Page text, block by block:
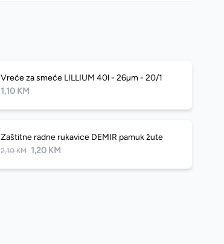
Vreće za smeće LILLIUM 40l - 26µm - 20/1
1,10 KM
Zaštitne radne rukavice DEMIR pamuk žute
2,10 KM 1,20 KM